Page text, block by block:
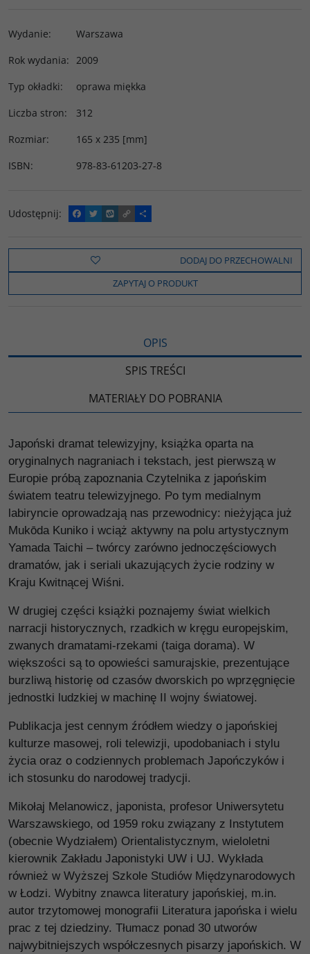
Wydanie:
Warszawa
Rok wydania: 2009
Typ okładki:
oprawa miękka
Liczba stron:
312
Rozmiar:
165 x 235 [mm]
ISBN: 978-83-61203-27-8
Udostępnij:
F
a
e
o
k
T
w
t
t
e
W
y
o
C
o
y
i
n
k
P
o
z
e
l
s
DODAJ DO PRZECHOWALNI
ZAPYTAJ O PRODUKT
OPIS
SPIS TREŚCI
MATERIAŁY DO POBRANIA
Japoński dramat telewizyjny, książka oparta na
oryginalnych nagraniach i tekstach, jest pierwszą w
Europie próbą zapoznania Czytelnika z japońskim
światem teatru telewizyjnego. Po tym medialnym
labiryncie oprowadzają nas przewodnicy: nieżyjąca już
Mukōda Kuniko i wciąż aktywny na polu artystycznym
Yamada Taichi – twórcy zarówno jednoczęściowych
dramatów, jak i seriali ukazujących życie rodziny w
Kraju Kwitnącej Wiśni.
W drugiej części książki poznajemy świat wielkich
narracji historycznych, rzadkich w kręgu europejskim,
zwanych dramatami-rzekami (taiga dorama). W
większości są to opowieści samurajskie, prezentujące
burzliwą historię od czasów dworskich po wprzęgnięcie
jednostki ludzkiej w machinę II wojny światowej.
Publikacja jest cennym źródłem wiedzy o japońskiej
kulturze masowej, roli telewizji, upodobaniach i stylu
życia oraz o codziennych problemach Japończyków i
ich stosunku do narodowej tradycji.
Mikołaj Melanowicz, japonista, profesor Uniwersytetu
Warszawskiego, od 1959 roku związany z Instytutem
(obecnie Wydziałem) Orientalistycznym, wieloletni
kierownik Zakładu Japonistyki UW i UJ. Wykłada
również w Wyższej Szkole Studiów Międzynarodowych
w Łodzi. Wybitny znawca literatury japońskiej, m.in.
autor trzytomowej monografii Literatura japońska i wielu
prac z tej dziedziny. Tłumacz ponad 30 utworów
najwybitniejszych współczesnych pisarzy japońskich. W